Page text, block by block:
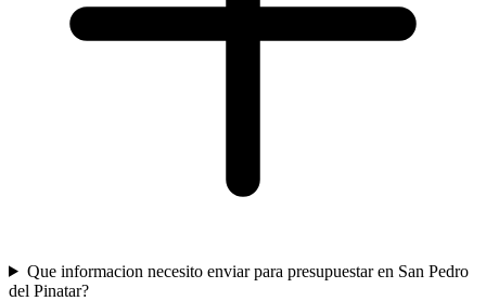
Que informacion necesito enviar para presupuestar en San Pedro
del Pinatar?